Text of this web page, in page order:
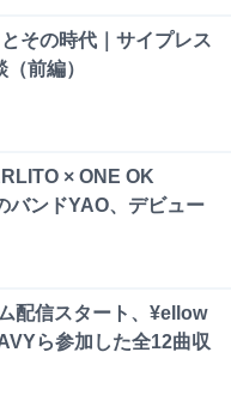
その時代｜サイプレス
前編）
× ONE OK
バンドYAO、デビュー
配信スタート、¥ellow
ら参加した全12曲収